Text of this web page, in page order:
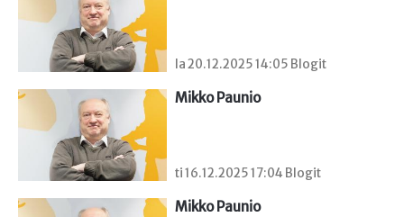
la 20.12.2025 14:05 Blogit
Mikko Paunio
ti 16.12.2025 17:04 Blogit
Mikko Paunio